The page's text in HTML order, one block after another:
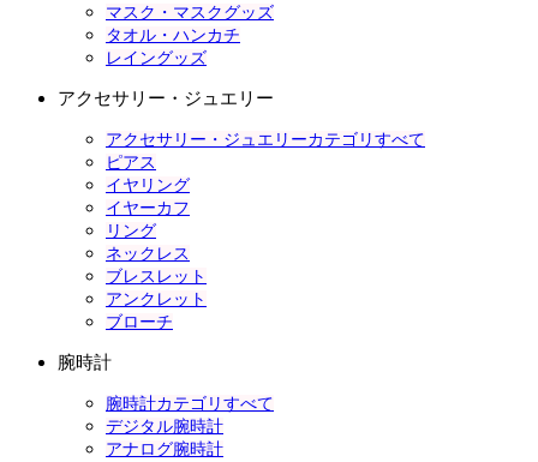
マスク・マスクグッズ
タオル・ハンカチ
レイングッズ
アクセサリー・ジュエリー
アクセサリー・ジュエリーカテゴリすべて
ピアス
イヤリング
イヤーカフ
リング
ネックレス
ブレスレット
アンクレット
ブローチ
腕時計
腕時計カテゴリすべて
デジタル腕時計
アナログ腕時計